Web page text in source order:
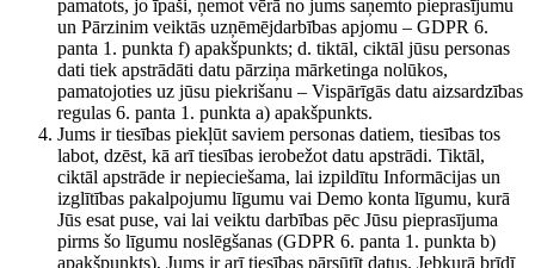
pamatots, jo īpaši, ņemot vērā no jums saņemto pieprasījumu
un Pārzinim veiktās uzņēmējdarbības apjomu – GDPR 6.
panta 1. punkta f) apakšpunkts; d. tiktāl, ciktāl jūsu personas
dati tiek apstrādāti datu pārziņa mārketinga nolūkos,
pamatojoties uz jūsu piekrišanu – Vispārīgās datu aizsardzības
regulas 6. panta 1. punkta a) apakšpunkts.
Jums ir tiesības piekļūt saviem personas datiem, tiesības tos
labot, dzēst, kā arī tiesības ierobežot datu apstrādi. Tiktāl,
ciktāl apstrāde ir nepieciešama, lai izpildītu Informācijas un
izglītības pakalpojumu līgumu vai Demo konta līgumu, kurā
Jūs esat puse, vai lai veiktu darbības pēc Jūsu pieprasījuma
pirms šo līgumu noslēgšanas (GDPR 6. panta 1. punkta b)
apakšpunkts), Jums ir arī tiesības pārsūtīt datus. Jebkurā brīdī